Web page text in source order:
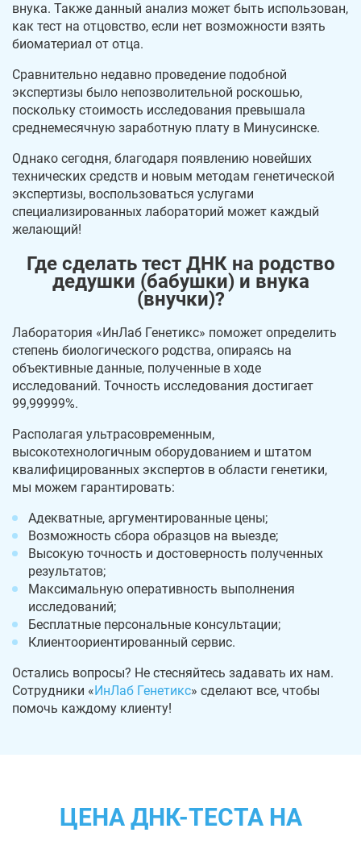
внука. Также данный анализ может быть использован,
как тест на отцовство, если нет возможности взять
биоматериал от отца.
Сравнительно недавно проведение подобной
экспертизы было непозволительной роскошью,
поскольку стоимость исследования превышала
среднемесячную заработную плату в Минусинске.
Однако сегодня, благодаря появлению новейших
технических средств и новым методам генетической
экспертизы, воспользоваться услугами
специализированных лабораторий может каждый
желающий!
Где сделать тест ДНК на родство
дедушки (бабушки) и внука
(внучки)?
Лаборатория «ИнЛаб Генетикс» поможет определить
степень биологического родства, опираясь на
объективные данные, полученные в ходе
исследований. Точность исследования достигает
99,99999%.
Располагая ультрасовременным,
высокотехнологичным оборудованием и штатом
квалифицированных экспертов в области генетики,
мы можем гарантировать:
Адекватные, аргументированные цены;
Возможность сбора образцов на выезде;
Высокую точность и достоверность полученных
результатов;
Максимальную оперативность выполнения
исследований;
Бесплатные персональные консультации;
Клиентоориентированный сервис.
Остались вопросы? Не стесняйтесь задавать их нам.
Сотрудники «ИнЛаб Генетикс» сделают все, чтобы
помочь каждому клиенту!
ЦЕНА ДНК-ТЕСТА НА